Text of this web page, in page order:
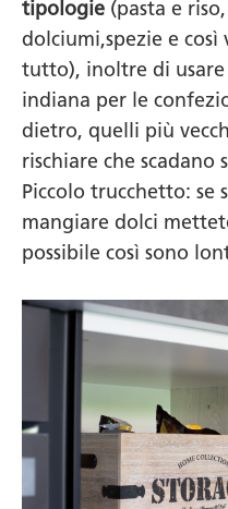
tipologie (pasta e
dolciumi,spezie e così
tutto), inoltre di
indiana per le
dietro, quelli più
rischiare che scadano
Piccolo trucchetto: se
mangiare dolci
possibile così sono